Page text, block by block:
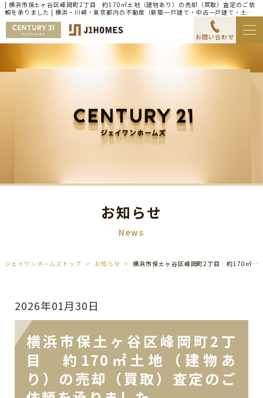
| 横浜市保土ヶ谷区峰岡町2丁目 約170㎡土地（建物あり）の売却（買取）査定のご依
頼を承りました | 横浜・川崎・東京都内の不動産（新築一戸建て・中古一戸建て・土
地・マンション）ならセンチュリー21ジェイワンホームズ
お問い合わせ
お知らせ
News
ジェイワンホームズトップ お知らせ 横浜市保土ヶ谷区峰岡町2丁目 約170㎡土地（建物あり）の売却（買取）査定のご依頼を承りました
2026年01月30日
横浜市保土ヶ谷区峰岡町2丁
目 約170㎡土地（建物あ
り）の売却（買取）査定のご